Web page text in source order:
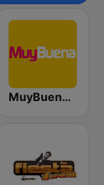
MuyBuena Castellón